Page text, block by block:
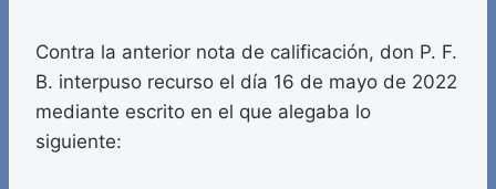
Contra la anterior nota de calificación, don P. F.
B. interpuso recurso el día 16 de mayo de 2022
mediante escrito en el que alegaba lo
siguiente: